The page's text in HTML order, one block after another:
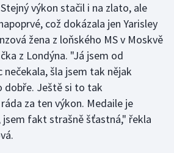
výkon stačil i na zlato, ale
což dokázala jen Yarisley
žena z loňského MS v Moskvě
z Londýna. "Já jsem od
nečekala, šla jsem tak nějak
dobře. Ještě si to tak
za ten výkon. Medaile je
fakt strašně šťastná," řekla